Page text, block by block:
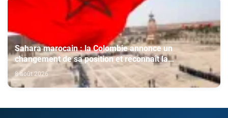
Sahara marocain : la Colombie annonce un
changement de sa position et reconnaît la
souveraineté du Maroc sur son Sahara
8 août 2026